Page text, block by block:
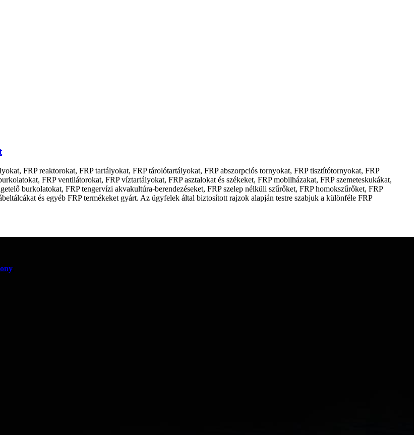
FRP reaktorokat, FRP tartályokat, FRP tárolótartályokat, FRP abszorpciós tornyokat, FRP tisztítótornyokat, FRP
FRP ventilátorokat, FRP víztartályokat, FRP asztalokat és székeket, FRP mobilházakat, FRP szemeteskukákat,
burkolatokat, FRP tengervízi akvakultúra-berendezéseket, FRP szelep nélküli szűrőket, FRP homokszűrőket, FRP
és egyéb FRP termékeket gyárt. Az ügyfelek által biztosított rajzok alapján testre szabjuk a különféle FRP
,